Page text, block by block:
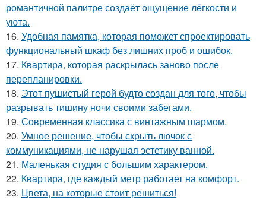
романтичной палитре создаёт ощущение лёгкости и
уюта.
16. Удобная памятка, которая поможет спроектировать
функциональный шкаф без лишних проб и ошибок.
17. Квартира, которая раскрылась заново после
перепланировки.
18. Этот пушистый герой будто создан для того, чтобы
разрывать тишину ночи своими забегами.
19. Современная классика с винтажным шармом.
20. Умное решение, чтобы скрыть лючок с
коммуникациями, не нарушая эстетику ванной.
21. Маленькая студия с большим характером.
22. Квартира, где каждый метр работает на комфорт.
23. Цвета, на которые стоит решиться!